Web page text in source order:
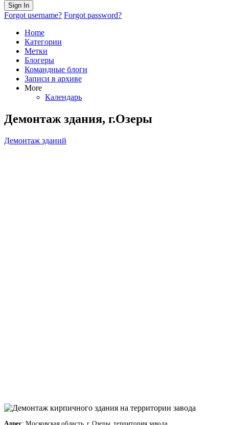
Sign In
Forgot username? Forgot password?
Home
Категории
Метки
Блогеры
Командные блоги
Записи в архиве
More
Календарь
Демонтаж здания, г.Озеры
Демонтаж зданий
Адрес: Московская область, г. Озеры, территория завода